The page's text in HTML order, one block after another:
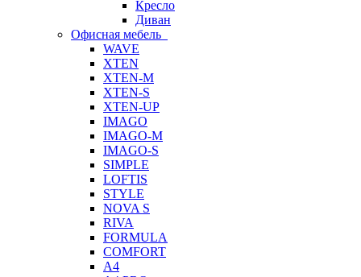
Кресло
Диван
Офисная мебель
WAVE
XTEN
XTEN-M
XTEN-S
XTEN-UP
IMAGO
IMAGO-M
IMAGO-S
SIMPLE
LOFTIS
STYLE
NOVA S
RIVA
FORMULA
COMFORT
A4